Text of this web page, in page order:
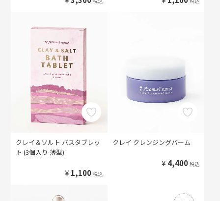
クレイ＆ソルト バスタブレッ
ト (3個入り 薄型)
¥ 1,100 税込
クレイ クレンジングバーム
¥ 4,400 税込